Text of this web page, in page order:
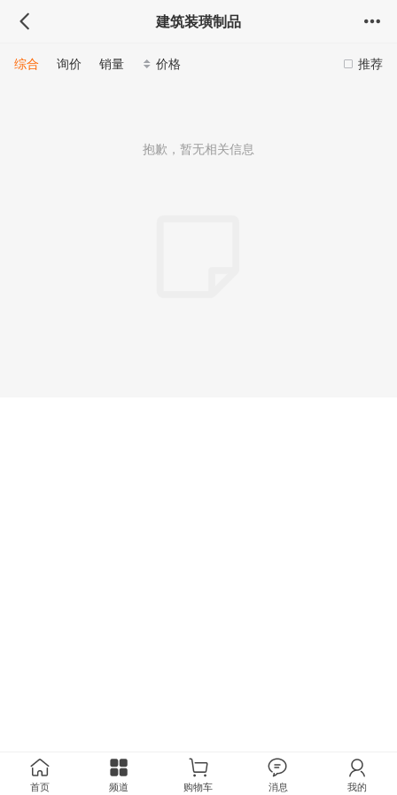
建筑装璜制品
推荐
综合 询价 销量 价格
抱歉，暂无相关信息
首页 频道 购物车 消息 我的